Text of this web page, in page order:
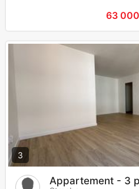
63
3
Appartement - 3